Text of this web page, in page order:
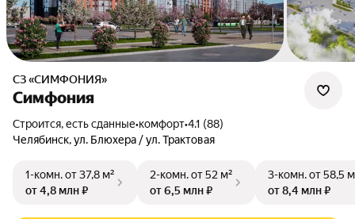
СЗ «СИМФОНИЯ»
Симфония
Строится, есть сданные•комфорт•4.1 (88)
Челябинск, ул. Блюхера / ул. Трактовая
1-комн.от 37,8 м²
от 4,8 млн ₽
2-комн.от 52 м²
от 6,5 млн ₽
3-комн.от 58,5
от 8,4 млн ₽